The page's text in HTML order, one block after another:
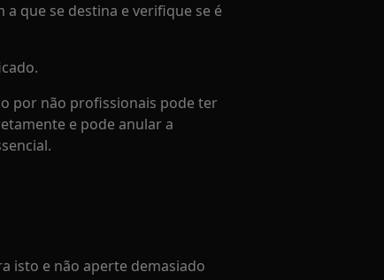
que se destina e verifique se é
por não profissionais pode ter
e pode anular a
isto e não aperte demasiado